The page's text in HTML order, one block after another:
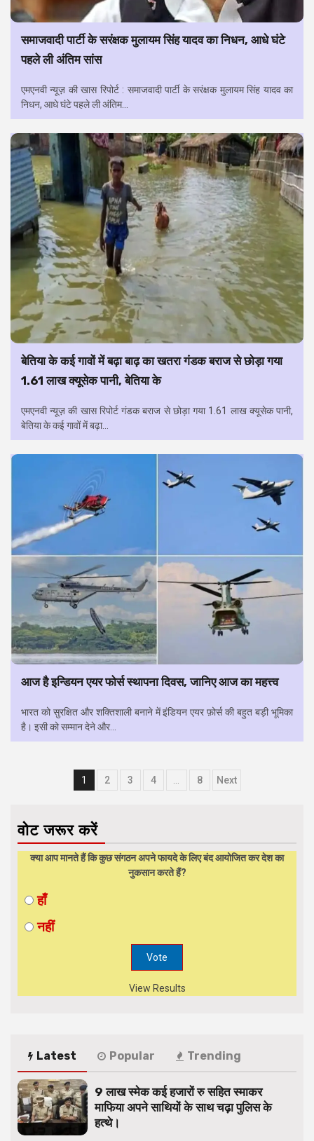
समाजवादी पार्टी के सरंक्षक मुलायम सिंह यादव का निधन, आधे घंटे
पहले ली अंतिम सांस
एमएनवी न्यूज़ की खास रिपोर्ट : समाजवादी पार्टी के सरंक्षक मुलायम सिंह यादव का
निधन, आधे घंटे पहले ली अंतिम...
बेतिया के कई गावों में बढ़ा बाढ़ का खतरा गंडक बराज से छोड़ा गया
1.61 लाख क्यूसेक पानी, बेतिया के
एमएनवी न्यूज़ की खास रिपोर्ट गंडक बराज से छोड़ा गया 1.61 लाख क्यूसेक पानी,
बेतिया के कई गावों में बढ़ा...
आज है इन्डियन एयर फोर्स स्थापना दिवस, जानिए आज का महत्त्व
भारत को सुरक्षित और शक्तिशाली बनाने में इंडियन एयर फ़ोर्स की बहुत बड़ी भूमिका
है। इसी को सम्मान देने और...
Posts
1 2 3 4 8 Next
वोट जरूर करें
क्या आप मानते हैं कि कुछ संगठन अपने फायदे के लिए बंद आयोजित कर देश का
नुकसान करते हैं?
हाँ
नहीं
View Results
Latest Popular Trending
9 लाख स्मेक कई हजारों रु सहित स्माकर
माफिया अपने साथियों के साथ चढ़ा पुलिस के
हत्थे।